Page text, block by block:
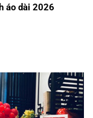
áo dài 2026